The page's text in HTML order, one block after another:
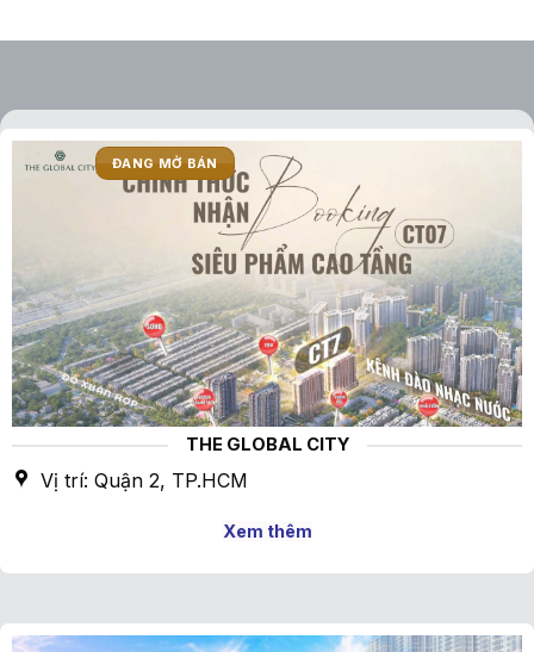
ĐANG MỞ BÁN
THE GLOBAL CITY
Vị trí: Quận 2, TP.HCM
Xem thêm